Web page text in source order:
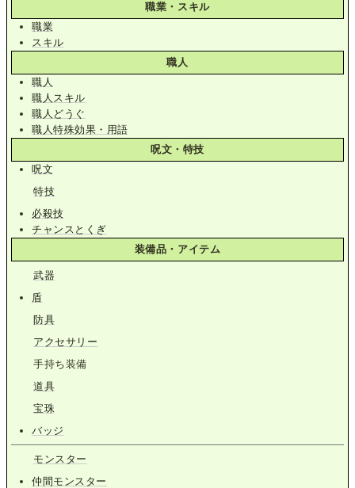
職業・スキル
職業
スキル
職人
職人
職人スキル
職人どうぐ
職人特殊効果・用語
呪文・特技
呪文
特技
必殺技
チャンスとくぎ
装備品・アイテム
武器
盾
防具
アクセサリー
手持ち装備
道具
宝珠
バッジ
モンスター
仲間モンスター